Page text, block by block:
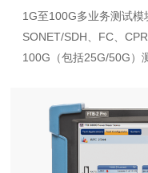
1G至100G多业务测试模
SONET/SDH、FC、
100G（包括25G/50G）